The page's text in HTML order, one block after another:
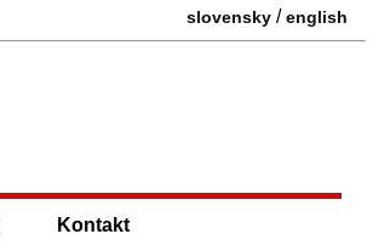
slovensky /english
Kontakt